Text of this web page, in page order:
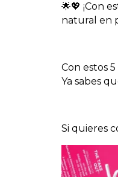
🌟💖 ¡Con
natural en
Con estos
Ya sabes
Si quieres